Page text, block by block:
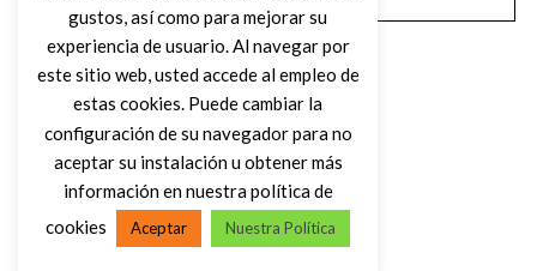
VOLVER AL INICIO
gustos, así como para mejorar su
experiencia de usuario. Al navegar por
este sitio web, usted accede al empleo de
estas cookies. Puede cambiar la
configuración de su navegador para no
aceptar su instalación u obtener más
información en nuestra política de
cookies
Aceptar Nuestra Política